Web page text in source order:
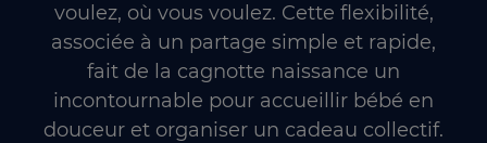
voulez, où vous voulez. Cette flexibilité,
associée à un partage simple et rapide,
fait de la cagnotte naissance un
incontournable pour accueillir bébé en
douceur et organiser un cadeau collectif.